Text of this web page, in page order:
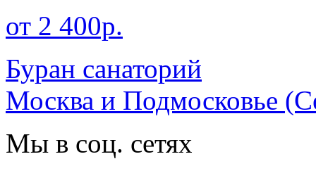
от 2 400р.
Буран санаторий
Москва и Подмосковье
Мы в соц. сетях